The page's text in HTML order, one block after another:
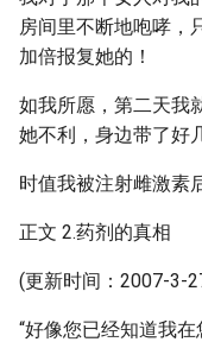
房间里不断地咆哮，
加倍报复她的！
如我所愿，第二天我
她不利，身边带了好
时值我被注射雌激素
正文 2.药剂的真相
(更新时间：2007-3-
“好像您已经知道我